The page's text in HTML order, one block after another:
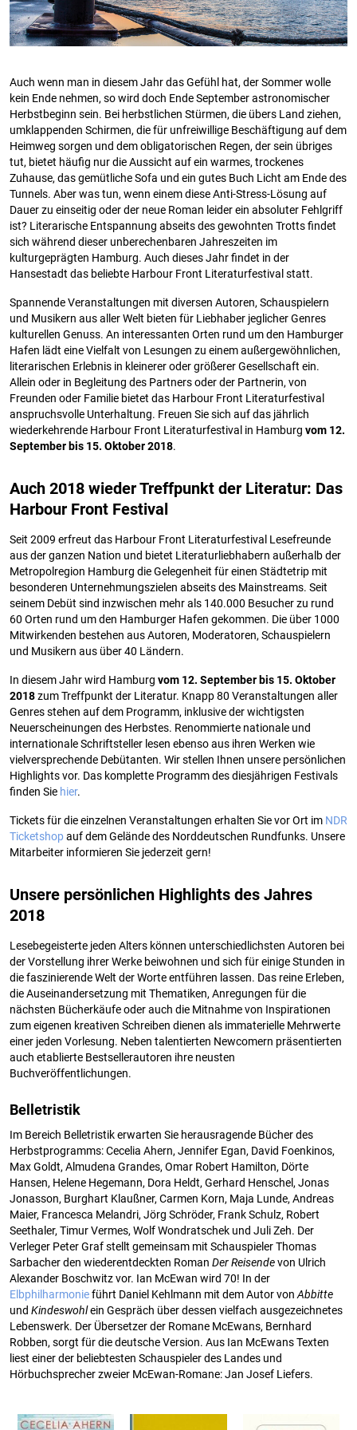
Auch wenn man in diesem Jahr das Gefühl hat, der Sommer wolle
kein Ende nehmen, so wird doch Ende September astronomischer
Herbstbeginn sein. Bei herbstlichen Stürmen, die übers Land ziehen,
umklappenden Schirmen, die für unfreiwillige Beschäftigung auf dem
Heimweg sorgen und dem obligatorischen Regen, der sein übriges
tut, bietet häufig nur die Aussicht auf ein warmes, trockenes
Zuhause, das gemütliche Sofa und ein gutes Buch Licht am Ende des
Tunnels. Aber was tun, wenn einem diese Anti-Stress-Lösung auf
Dauer zu einseitig oder der neue Roman leider ein absoluter Fehlgriff
ist? Literarische Entspannung abseits des gewohnten Trotts findet
sich während dieser unberechenbaren Jahreszeiten im
kulturgeprägten Hamburg. Auch dieses Jahr findet in der
Hansestadt das beliebte Harbour Front Literaturfestival statt.
Spannende Veranstaltungen mit diversen Autoren, Schauspielern
und Musikern aus aller Welt bieten für Liebhaber jeglicher Genres
kulturellen Genuss. An interessanten Orten rund um den Hamburger
Hafen lädt eine Vielfalt von Lesungen zu einem außergewöhnlichen,
literarischen Erlebnis in kleinerer oder größerer Gesellschaft ein.
Allein oder in Begleitung des Partners oder der Partnerin, von
Freunden oder Familie bietet das Harbour Front Literaturfestival
anspruchsvolle Unterhaltung. Freuen Sie sich auf das jährlich
wiederkehrende Harbour Front Literaturfestival in Hamburg vom 12.
September bis 15. Oktober 2018.
Auch 2018 wieder Treffpunkt der Literatur: Das
Harbour Front Festival
Seit 2009 erfreut das Harbour Front Literaturfestival Lesefreunde
aus der ganzen Nation und bietet Literaturliebhabern außerhalb der
Metropolregion Hamburg die Gelegenheit für einen Städtetrip mit
besonderen Unternehmungszielen abseits des Mainstreams. Seit
seinem Debüt sind inzwischen mehr als 140.000 Besucher zu rund
60 Orten rund um den Hamburger Hafen gekommen. Die über 1000
Mitwirkenden bestehen aus Autoren, Moderatoren, Schauspielern
und Musikern aus über 40 Ländern.
In diesem Jahr wird Hamburg vom 12. September bis 15. Oktober
2018zum Treffpunkt der Literatur. Knapp 80 Veranstaltungen aller
Genres stehen auf dem Programm, inklusive der wichtigsten
Neuerscheinungen des Herbstes. Renommierte nationale und
internationale Schriftsteller lesen ebenso aus ihren Werken wie
vielversprechende Debütanten. Wir stellen Ihnen unsere persönlichen
Highlights vor. Das komplette Programm des diesjährigen Festivals
finden Sie hier.
Tickets für die einzelnen Veranstaltungen erhalten Sie vor Ort im NDR
Ticketshop auf dem Gelände des Norddeutschen Rundfunks. Unsere
Mitarbeiter informieren Sie jederzeit gern!
Unsere persönlichen Highlights des Jahres
2018
Lesebegeisterte jeden Alters können unterschiedlichsten Autoren bei
der Vorstellung ihrer Werke beiwohnen und sich für einige Stunden in
die faszinierende Welt der Worte entführen lassen. Das reine Erleben,
die Auseinandersetzung mit Thematiken, Anregungen für die
nächsten Bücherkäufe oder auch die Mitnahme von Inspirationen
zum eigenen kreativen Schreiben dienen als immaterielle Mehrwerte
einer jeden Vorlesung. Neben talentierten Newcomern präsentierten
auch etablierte Bestsellerautoren ihre neusten
Buchveröffentlichungen.
Belletristik
Im Bereich Belletristik erwarten Sie herausragende Bücher des
Herbstprogramms: Cecelia Ahern, Jennifer Egan, David Foenkinos,
Max Goldt, Almudena Grandes, Omar Robert Hamilton, Dörte
Hansen, Helene Hegemann, Dora Heldt, Gerhard Henschel, Jonas
Jonasson, Burghart Klaußner, Carmen Korn, Maja Lunde, Andreas
Maier, Francesca Melandri, Jörg Schröder, Frank Schulz, Robert
Seethaler, Timur Vermes, Wolf Wondratschek und Juli Zeh. Der
Verleger Peter Graf stellt gemeinsam mit Schauspieler Thomas
Sarbacher den wiederentdeckten Roman Der Reisendevon Ulrich
Alexander Boschwitz vor. Ian McEwan wird 70! In der
Elbphilharmonieführt Daniel Kehlmann mit dem Autor von Abbitte
und Kindeswohlein Gespräch über dessen vielfach ausgezeichnetes
Lebenswerk. Der Übersetzer der Romane McEwans, Bernhard
Robben, sorgt für die deutsche Version. Aus Ian McEwans Texten
liest einer der beliebtesten Schauspieler des Landes und
Hörbuchsprecher zweier McEwan-Romane: Jan Josef Liefers.